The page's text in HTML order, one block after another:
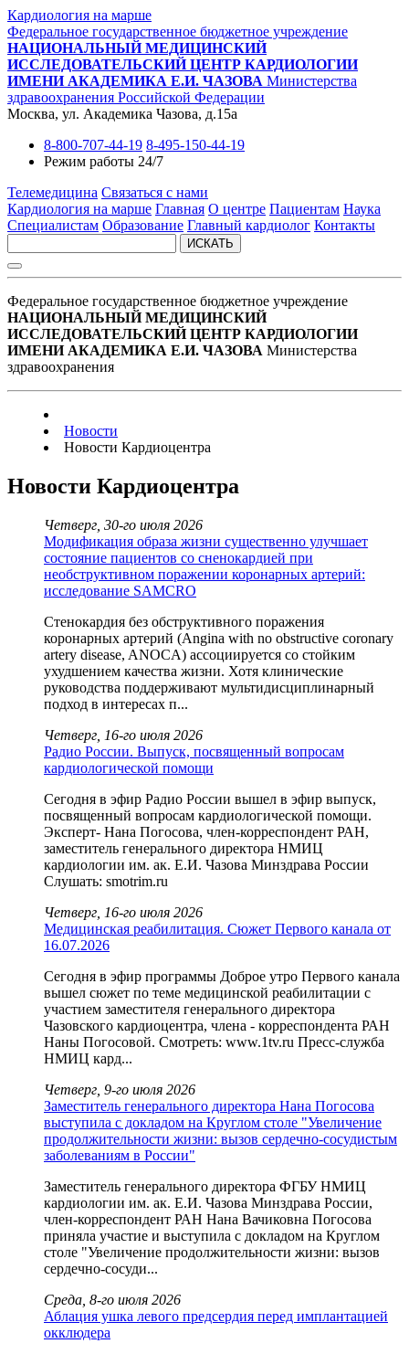
Кардиология на марше
Федеральное государственное бюджетное учреждение
НАЦИОНАЛЬНЫЙ МЕДИЦИНСКИЙ
ИССЛЕДОВАТЕЛЬСКИЙ ЦЕНТР КАРДИОЛОГИИ
ИМЕНИ АКАДЕМИКА Е.И. ЧАЗОВА Министерства
здравоохранения Российской Федерации
Москва, ул. Академика Чазова, д.15а
8-800-707-44-19 8-495-150-44-19
Режим работы 24/7
Телемедицина Связаться с нами
Кардиология на марше Главная О центре Пациентам Наука
Специалистам Образование Главный кардиолог Контакты
ИСКАТЬ
Федеральное государственное бюджетное учреждение
НАЦИОНАЛЬНЫЙ МЕДИЦИНСКИЙ
ИССЛЕДОВАТЕЛЬСКИЙ ЦЕНТР КАРДИОЛОГИИ
ИМЕНИ АКАДЕМИКА Е.И. ЧАЗОВА Министерства
здравоохранения
Новости
Новости Кардиоцентра
Новости Кардиоцентра
Четверг, 30-го июля 2026
Модификация образа жизни существенно улучшает
состояние пациентов со сненокардией при
необструктивном поражении коронарных артерий:
исследование SAMCRO
Стенокардия без обструктивного поражения
коронарных артерий (Angina with no obstructive coronary
artery disease, ANOCA) ассоциируется со стойким
ухудшением качества жизни. Хотя клинические
руководства поддерживают мультидисциплинарный
подход в интересах п...
Четверг, 16-го июля 2026
Радио России. Выпуск, посвященный вопросам
кардиологической помощи
Сегодня в эфир Радио России вышел в эфир выпуск,
посвященный вопросам кардиологической помощи.
Эксперт- Нана Погосова, член-корреспондент РАН,
заместитель генерального директора НМИЦ
кардиологии им. ак. Е.И. Чазова Минздрава России
Слушать: smotrim.ru
Четверг, 16-го июля 2026
Медицинская реабилитация. Сюжет Первого канала от
16.07.2026
Сегодня в эфир программы Доброе утро Первого канала
вышел сюжет по теме медицинской реабилитации с
участием заместителя генерального директора
Чазовского кардиоцентра, члена - корреспондента РАН
Наны Погосовой. Смотреть: www.1tv.ru Пресс-служба
НМИЦ кард...
Четверг, 9-го июля 2026
Заместитель генерального директора Нана Погосова
выступила с докладом на Круглом столе "Увеличение
продолжительности жизни: вызов сердечно-сосудистым
заболеваниям в России"
Заместитель генерального директора ФГБУ НМИЦ
кардиологии им. ак. Е.И. Чазова Минздрава России,
член-корреспондент РАН Нана Вачиковна Погосова
приняла участие и выступила с докладом на Круглом
столе "Увеличение продолжительности жизни: вызов
сердечно-сосуди...
Среда, 8-го июля 2026
Аблация ушка левого предсердия перед имплантацией
окклюдера